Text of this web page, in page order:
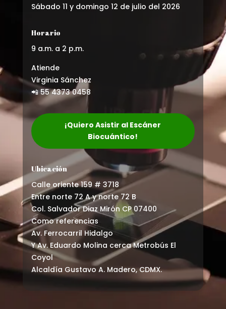
Sábado 11 y domingo 12 de julio del 2026
Horario
9 a.m. a 2 p.m.
Atiende
Virginia Sánchez
📲 55 4373 0458
¡Quiero Asistir al Escáner
Biocuántico!
Ubicación
Calle oriente 159 # 3718
Entre norte 72 A y norte 72 B
Col. Salvador Diaz Mirón CP 07400
Como referencias
Av. Ferrocarril Hidalgo
Y Av. Eduardo Molina cerca Metrobús El
Coyol
Alcaldía Gustavo A. Madero, CDMX.